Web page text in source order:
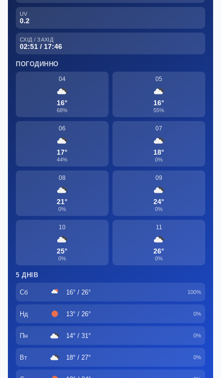
UV
0.2
СХІД / ЗАХІД
02:51 / 17:46
ПОГОДИННО
04
16°
68%
05
16°
55%
06
17°
44%
07
18°
0%
08
21°
0%
09
24°
0%
10
25°
0%
11
26°
0%
5 ДНІВ
Сб 16° / 26° 100%
Нд 13° / 26° 0%
Пн 14° / 31° 0%
Вт 18° / 27° 0%